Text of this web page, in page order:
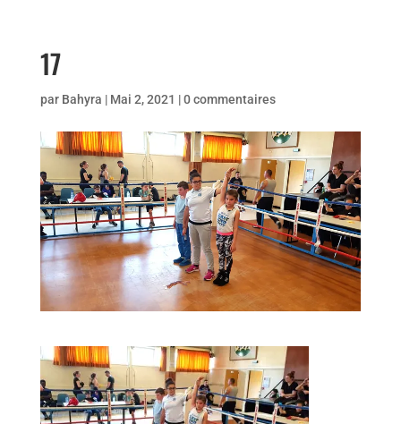
17
par Bahyra | Mai 2, 2021 |0 commentaires